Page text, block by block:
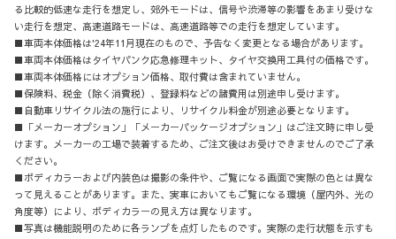
る比較的低速な走行を想定し、郊外モードは、信号や渋滞等の影響をあまり受けな
い走行を想定、高速道路モードは、高速道路等での走行を想定しています。
■車両本体価格は'24年11月現在のもので、予告なく変更となる場合があります。
■車両本体価格はタイヤパンク応急修理キット、タイヤ交換用工具付の価格です。
■車両本体価格にはオプション価格、取付費は含まれていません。
■保険料、税金（除く消費税）、登録料などの諸費用は別途申し受けます。
■自動車リサイクル法の施行により、リサイクル料金が別途必要となります。
■「メーカーオプション」「メーカーパッケージオプション」はご注文時に申し受
けます。メーカーの工場で装着するため、ご注文後はお受けできませんのでご了承
ください。
■ボディカラーおよび内装色は撮影の条件や、ご覧になる画面で実際の色とは異な
って見えることがあります。また、実車においてもご覧になる環境（屋内外、光の
角度等）により、ボディカラーの見え方は異なります。
■写真は機能説明のために各ランプを点灯したものです。実際の走行状態を示すも